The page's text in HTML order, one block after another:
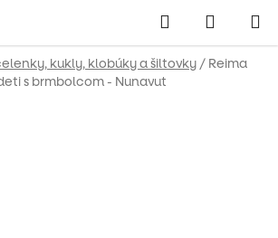
Hľadať
KOŠÍK
kukly, klobúky a šiltovky/ Reima
s brmbolcom - Nunavut